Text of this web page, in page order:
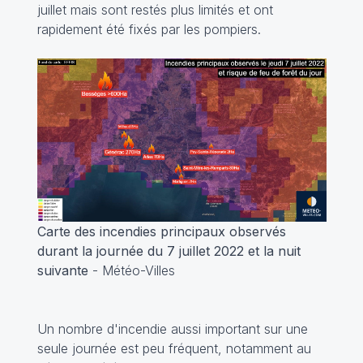
juillet mais sont restés plus limités et ont
rapidement été fixés par les pompiers.
Carte des incendies principaux observés
durant la journée du 7 juillet 2022 et la nuit
suivante - Météo-Villes
Un nombre d'incendie aussi important sur une
seule journée est peu fréquent, notamment au